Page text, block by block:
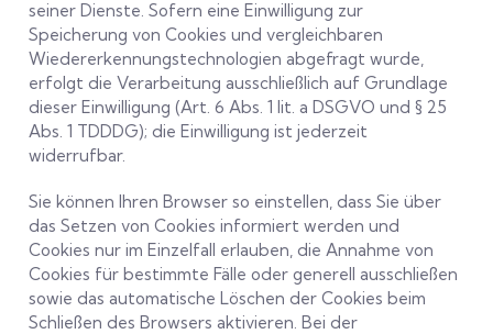
seiner Dienste. Sofern eine Einwilligung zur
Speicherung von Cookies und vergleichbaren
Wiedererkennungstechnologien abgefragt wurde,
erfolgt die Verarbeitung ausschließlich auf Grundlage
dieser Einwilligung (Art. 6 Abs. 1 lit. a DSGVO und § 25
Abs. 1 TDDDG); die Einwilligung ist jederzeit
widerrufbar.
Sie können Ihren Browser so einstellen, dass Sie über
das Setzen von Cookies informiert werden und
Cookies nur im Einzelfall erlauben, die Annahme von
Cookies für bestimmte Fälle oder generell ausschließen
sowie das automatische Löschen der Cookies beim
Schließen des Browsers aktivieren. Bei der